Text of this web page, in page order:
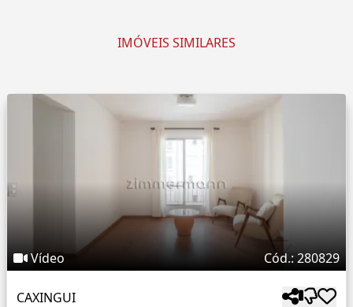
IMÓVEIS SIMILARES
Vídeo Cód.: 280829
CAXINGUI